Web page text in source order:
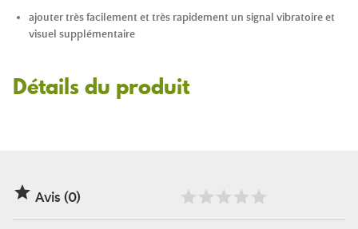
ajouter très facilement et très rapidement un signal vibratoire et
visuel supplémentaire
Détails du produit
 Avis (0)